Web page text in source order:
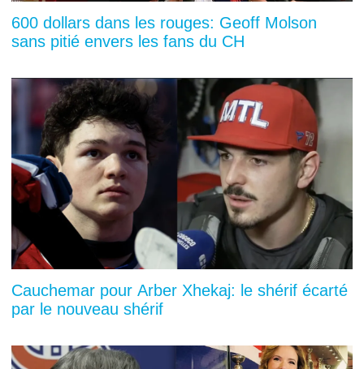
600 dollars dans les rouges: Geoff Molson
sans pitié envers les fans du CH
Cauchemar pour Arber Xhekaj: le shérif écarté
par le nouveau shérif